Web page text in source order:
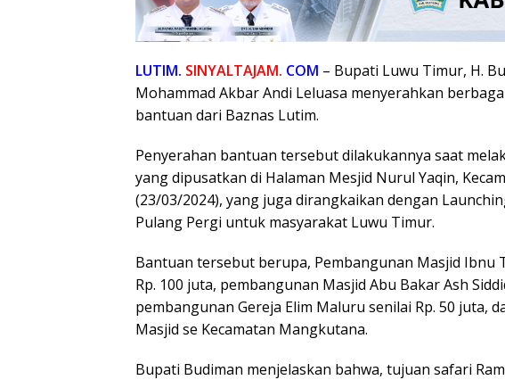
LUTIM. SINYALTAJAM. COM – Bupati Luwu Timur, H.
Mohammad Akbar Andi Leluasa menyerahkan
bantuan dari Baznas Lutim.
Penyerahan bantuan tersebut dilakukannya saat
yang dipusatkan di Halaman Mesjid Nurul Yaqin,
(23/03/2024), yang juga dirangkaikan dengan
Pulang Pergi untuk masyarakat Luwu Timur.
Bantuan tersebut berupa, Pembangunan Masjid Ibnu
Rp. 100 juta, pembangunan Masjid Abu Bakar Ash
pembangunan Gereja Elim Maluru senilai Rp. 50 juta,
Masjid se Kecamatan Mangkutana.
Bupati Budiman menjelaskan bahwa, tujuan safari